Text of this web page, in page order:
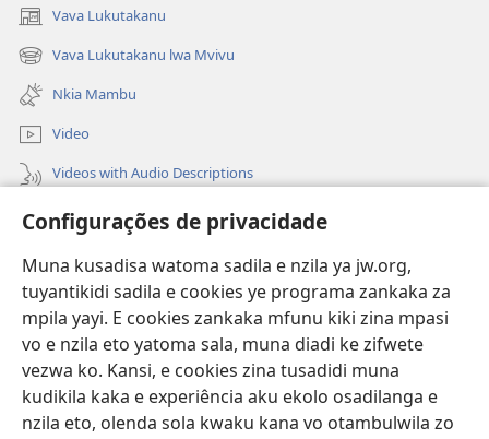
Configurações de privacidade
Muna kusadisa watoma sadila e nzila ya jw.org,
tuyantikidi sadila e cookies ye programa zankaka za
mpila yayi. E cookies zankaka mfunu kiki zina mpasi
vo e nzila eto yatoma sala, muna diadi ke zifwete
vezwa ko. Kansi, e cookies zina tusadidi muna
kudikila kaka e experiência aku ekolo osadilanga e
nzila eto, olenda sola kwaku kana vo otambulwila zo
Vava Lukutakanu
(opens
new
window)
Vava Lukutakanu lwa Mvivu
(opens
new
window)
Nkia Mambu
Video
Videos with Audio Descriptions
Vavulula
(opens
new
LUNDILU DIA NKANDA mia Mbangi za Yave mu Internete™
(opens
new
window)JW Hub
(opens